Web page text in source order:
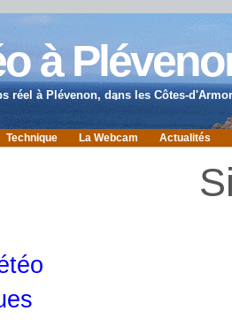
à
réel à Plévenon, dans les Côtes-
Technique La Webcam Actualités